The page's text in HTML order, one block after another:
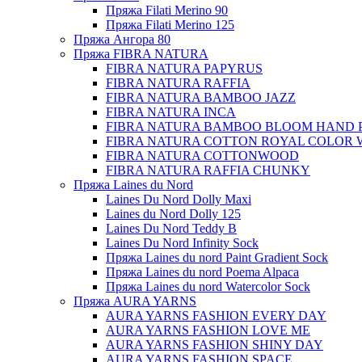
Пряжа Filati Merino 90
Пряжа Filati Merino 125
Пряжа Ангора 80
Пряжа FIBRA NATURA
FIBRA NATURA PAPYRUS
FIBRA NATURA RAFFIA
FIBRA NATURA BAMBOO JAZZ
FIBRA NATURA INCA
FIBRA NATURA BAMBOO BLOOM HAND
FIBRA NATURA COTTON ROYAL COLOR
FIBRA NATURA COTTONWOOD
FIBRA NATURA RAFFIA CHUNKY
Пряжа Laines du Nord
Laines Du Nord Dolly Maxi
Laines du Nord Dolly 125
Laines Du Nord Teddy B
Laines Du Nord Infinity Sock
Пряжа Laines du nord Paint Gradient Sock
Пряжа Laines du nord Poema Alpaca
Пряжа Laines du nord Watercolor Sock
Пряжа AURA YARNS
AURA YARNS FASHION EVERY DAY
AURA YARNS FASHION LOVE ME
AURA YARNS FASHION SHINY DAY
AURA YARNS FASHION SPACE